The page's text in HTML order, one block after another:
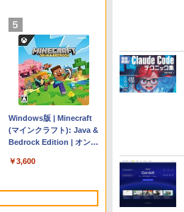
FMV ノートパソコン
WE1-K3 (MS 365
Personal/Copilotキー搭
i5/16GB/SSD 512GB/ホ
FMVWK3E15W_AZ
￥139,880
Windows版 | Minecraft
(マインクラフト): Java &
Bedrock Edition | オンラ
￥3,600